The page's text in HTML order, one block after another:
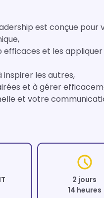
est conçue pour
et les
les autres,
et à gérer
et votre
2 jours
14 heures